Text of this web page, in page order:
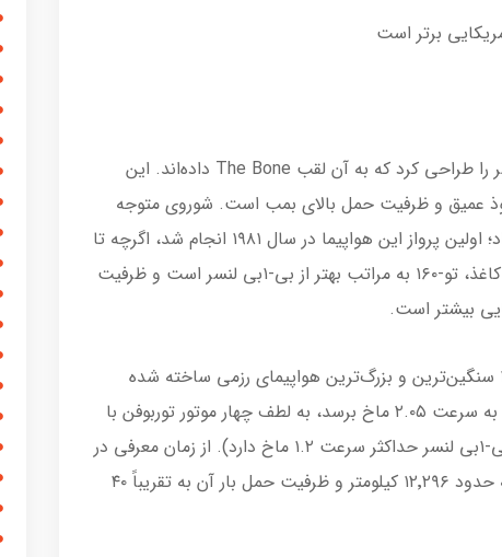
ایالات متحده در دهه ۱۹۷۰ میلادی بی-۱بی لنسر را طراحی کرد که به آن لقب The Bone داده‌اند. این
عمیق و ظرفیت حمل بالای بمب است. شوروی‌ متوجه
این موضوع شد و در پاسخ، تو-۱۶۰ را توسعه داد؛ اولین پرواز این هواپیما در سال ۱۹۸۱ انجام شد، اگرچه تا
سال ۱۹۸۷ آن را به خدمت ارتش نگرفتند. روی کاغذ، تو-۱۶۰ به مراتب بهتر از بی-۱بی لنسر است و ظرفیت
با حداکثر وزن برخاست حدوداً ۲۷۵ تن، تو-۱۶۰ سنگین‌ترین و بزرگ‌ترین هواپیمای رزمی ساخته شده
تاکنون به حساب می‌آید. این هواپیما می‌تواند به سرعت ۲.۰۵ ماخ برسد، به لطف چهار موتور توربوفن با
پس‌سوز Kuznetsov NK-32 خود (بمب‌افکن بی-۱بی لنسر حداکثر سرعت ۱.۲ ماخ دارد). از زمان معرفی در
دهه ۱۹۸۰، تو-۱۶۰ به‌روزرسانی شده تا برد آن به حدود ۱۲٬۲۹۶ کیلومتر و ظرفیت حمل بار آن به تقریباً ۴۰